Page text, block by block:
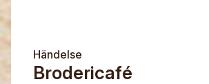
Händelse
Brodericafé